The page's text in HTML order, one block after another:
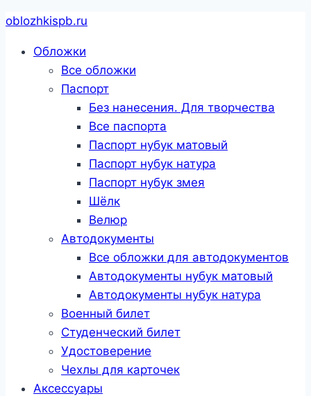
Перейти
содержанию
oblozhkispb.ru
Обложки
Все обложки
Паспорт
Без нанесения. Для творчества
Все паспорта
Паспорт нубук матовый
Паспорт нубук натура
Паспорт нубук змея
Шёлк
Велюр
Автодокументы
Все обложки для автодокументов
Автодокументы нубук матовый
Автодокументы нубук натура
Военный билет
Студенческий билет
Удостоверение
Чехлы для карточек
Аксессуары